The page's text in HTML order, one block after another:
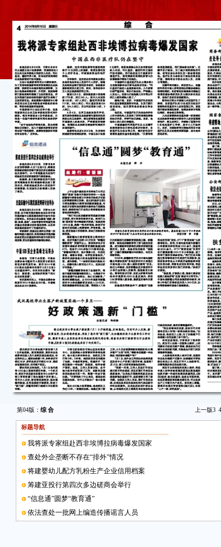
第04版： 综 合 上一版3 4
标题导航
我将派专家组赴西非埃博拉病毒爆发国家
查处外企垄断不存在“排外”情况
将建婴幼儿配方乳粉生产企业信用档案
筹建亚投行第四次多边磋商会举行
“信息通”圆梦“教育通”
依法查处一批网上编造传播谣言人员